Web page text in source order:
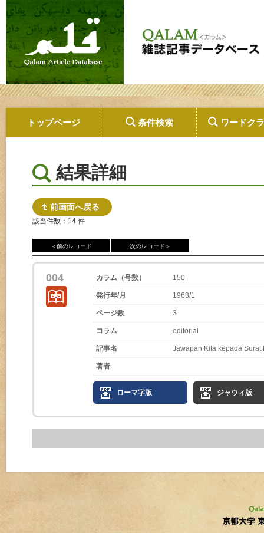
トップページ 条件検索 ワードク
結果詳細
前画面へ戻る
該当件数：14 件
＜前のレコード 次のレコード＞
004 カラム（号数） 150
発行年/月 1963/1
ページ数 3
コラム editorial
記事名 Jawapan Kita kepada Surat
著者
ローマ字版 ジャウィ版